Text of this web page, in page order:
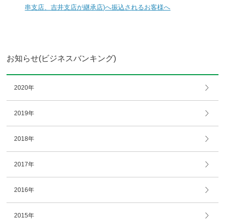
串支店、吉井支店が継承店)へ振込されるお客様へ
お知らせ(ビジネスバンキング)
2020年
2019年
2018年
2017年
2016年
2015年